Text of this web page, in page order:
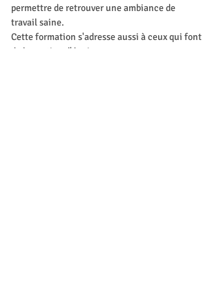
permettre de retrouver une ambiance de
travail saine.
Cette formation s'adresse aussi à ceux qui font
de la gestion d'équipe.